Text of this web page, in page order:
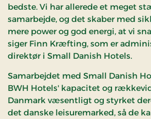
bedste. Vi har allerede et meget
samarbejde, og det skaber med
mere power og god energi, at vi
siger Finn Kræfting, som er
direktør i Small Danish Hotels.
Samarbejdet med Small Danish
BWH Hotels' kapacitet og
Danmark væsentligt og styrket
det danske leisuremarked, så de